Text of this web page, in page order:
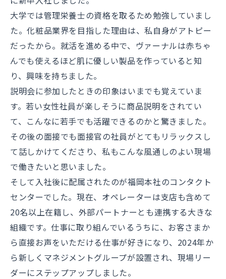
大学では管理栄養士の資格を取るため勉強していまし
た。化粧品業界を目指した理由は、私自身がアトピー
だったから。就活を進める中で、ヴァーナルは赤ちゃ
んでも使えるほど肌に優しい製品を作っていると知
り、興味を持ちました。
説明会に参加したときの印象はいまでも覚えていま
す。若い女性社員が楽しそうに商品説明をされてい
て、こんなに若手でも活躍できるのかと驚きました。
その後の面接でも面接官の社員がとてもリラックスし
て話しかけてくださり、私もこんな風通しのよい現場
で働きたいと思いました。
そして入社後に配属されたのが福岡本社のコンタクト
センターでした。現在、オペレーターは支店も含めて
20名以上在籍し、外部パートナーとも連携する大きな
組織です。仕事に取り組んでいるうちに、お客さまか
ら直接お声をいただける仕事が好きになり、2024年か
ら新しくマネジメントグループが設置され、現場リー
ダーにステップアップしました。